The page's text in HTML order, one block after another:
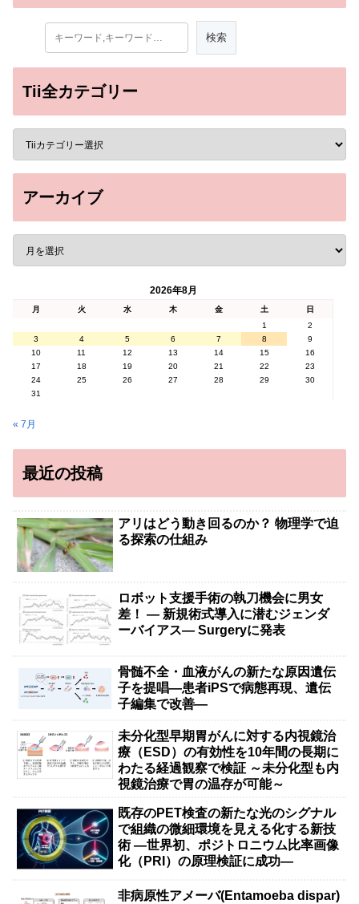
Tii全カテゴリー
アーカイブ
2026年8月
月 火 水 木 金 土
日
1
2
3
4 5 6 7 8
9
10
11 12 13 14 15
16
17
18 19 20 21 22
23
24
25 26 27 28 29
30
31
« 7月
最近の投稿
アリはどう動き回るのか？ 物理学で迫
る探索の仕組み
ロボット支援手術の執刀機会に男女
差！ — 新規術式導入に潜むジェンダ
ーバイアス— Surgeryに発表
骨髄不全・血液がんの新たな原因遺伝
子を提唱―患者iPSで病態再現、遺伝
子編集で改善―
未分化型早期胃がんに対する内視鏡治
療（ESD）の有効性を10年間の長期に
わたる経過観察で検証 ～未分化型も内
視鏡治療で胃の温存が可能～
既存のPET検査の新たな光のシグナル
で組織の微細環境を見える化する新技
術 ―世界初、ポジトロニウム比率画像
化（PRI）の原理検証に成功―
非病原性アメーバ(Entamoeba dispar)